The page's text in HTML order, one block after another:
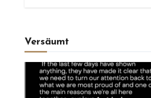
Versäumt